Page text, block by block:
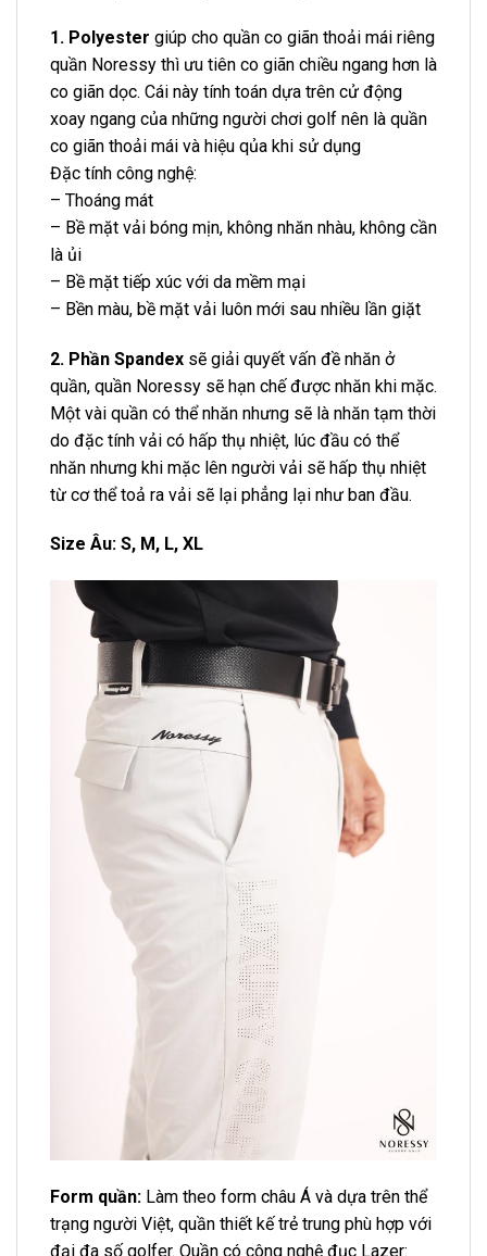
1. Polyester giúp cho quần co giãn thoải mái riêng
quần Noressy thì ưu tiên co giãn chiều ngang hơn là
co giãn dọc. Cái này tính toán dựa trên cử động
xoay ngang của những người chơi golf nên là quần
co giãn thoải mái và hiệu qủa khi sử dụng
Đặc tính công nghệ:
– Thoáng mát
– Bề mặt vải bóng mịn, không nhăn nhàu, không cần
là ủi
– Bề mặt tiếp xúc với da mềm mại
– Bền màu, bề mặt vải luôn mới sau nhiều lần giặt
2. Phần Spandex sẽ giải quyết vấn đề nhăn ở
quần, quần Noressy sẽ hạn chế được nhăn khi mặc.
Một vài quần có thể nhăn nhưng sẽ là nhăn tạm thời
do đặc tính vải có hấp thụ nhiệt, lúc đầu có thể
nhăn nhưng khi mặc lên người vải sẽ hấp thụ nhiệt
từ cơ thể toả ra vải sẽ lại phẳng lại như ban đầu.
Size Âu: S, M, L, XL
Form quần: Làm theo form châu Á và dựa trên thể
trạng người Việt, quần thiết kế trẻ trung phù hợp với
đại đa số golfer. Quần có công nghệ đục Lazer: